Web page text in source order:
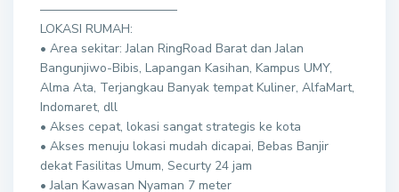
———————————
LOKASI RUMAH:
• Area sekitar: Jalan RingRoad Barat dan Jalan
Bangunjiwo-Bibis, Lapangan Kasihan, Kampus UMY,
Alma Ata, Terjangkau Banyak tempat Kuliner, AlfaMart,
Indomaret, dll
• Akses cepat, lokasi sangat strategis ke kota
• Akses menuju lokasi mudah dicapai, Bebas Banjir
dekat Fasilitas Umum, Securty 24 jam
• Jalan Kawasan Nyaman 7 meter